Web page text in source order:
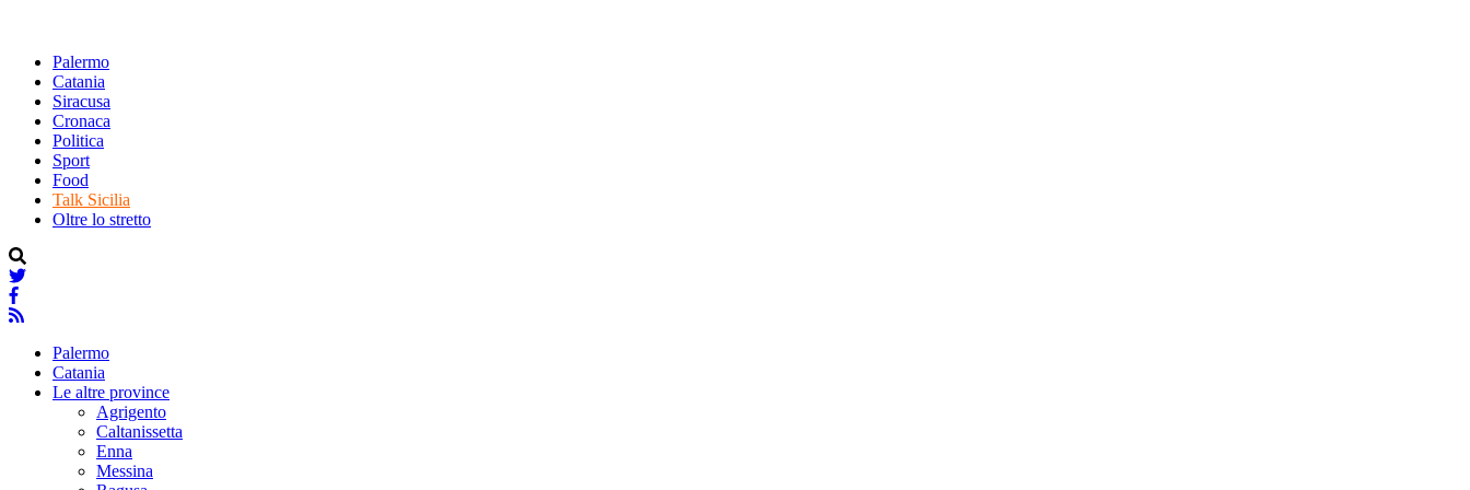
Palermo
Catania
Siracusa
Cronaca
Politica
Sport
Food
Talk Sicilia
Oltre lo stretto
Palermo
Catania
Le altre province
Agrigento
Caltanissetta
Enna
Messina